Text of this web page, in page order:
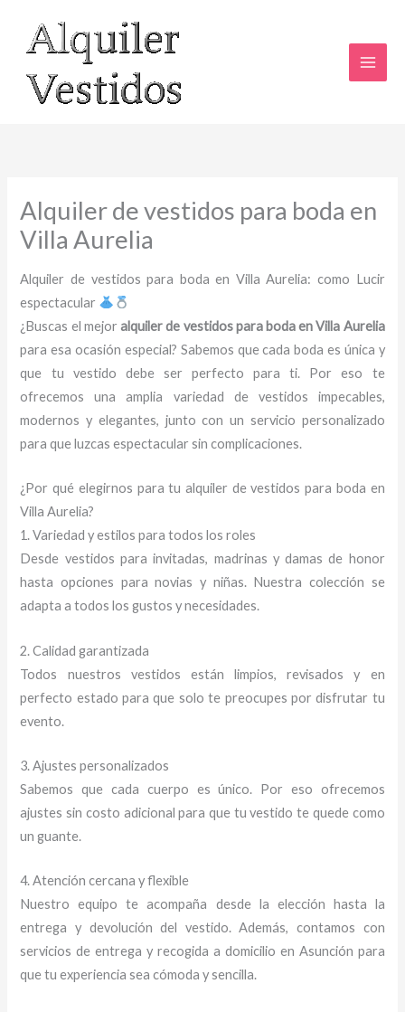
contenido
Alquiler de vestidos para boda en
Villa Aurelia
Alquiler de vestidos para boda en Villa Aurelia: como Lucir
espectacular
¿Buscas el mejoralquiler de vestidos para boda en Villa Aurelia
para esa ocasión especial? Sabemos que cada boda es única y
que tu vestido debe ser perfecto para ti. Por eso te
ofrecemos una amplia variedad de vestidos impecables,
modernos y elegantes, junto con un servicio personalizado
para que luzcas espectacular sin complicaciones.
¿Por qué elegirnos para tu alquiler de vestidos para boda en
Villa Aurelia?
1. Variedad y estilos para todos los roles
Desde vestidos para invitadas, madrinas y damas de honor
hasta opciones para novias y niñas. Nuestra colección se
adapta a todos los gustos y necesidades.
2. Calidad garantizada
Todos nuestros vestidos están limpios, revisados y en
perfecto estado para que solo te preocupes por disfrutar tu
evento.
3. Ajustes personalizados
Sabemos que cada cuerpo es único. Por eso ofrecemos
ajustes sin costo adicional para que tu vestido te quede como
un guante.
4. Atención cercana y flexible
Nuestro equipo te acompaña desde la elección hasta la
entrega y devolución del vestido. Además, contamos con
servicios de entrega y recogida a domicilio en Asunción para
que tu experiencia sea cómoda y sencilla.